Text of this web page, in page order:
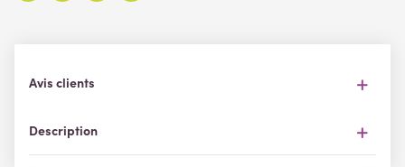
Description
Avis clients